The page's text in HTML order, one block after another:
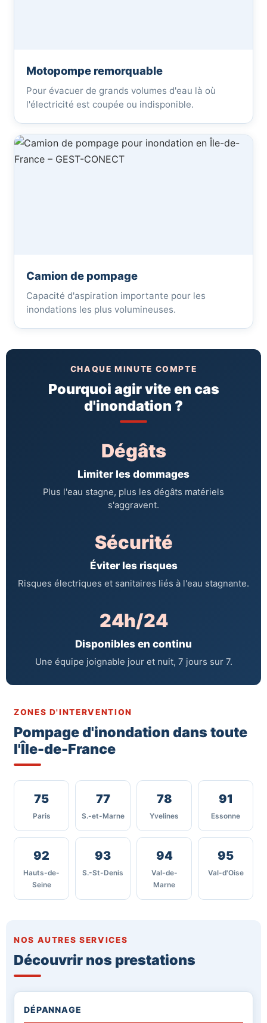
Motopompe remorquable
Pour évacuer de grands volumes d'eau là où
l'électricité est coupée ou indisponible.
Camion de pompage
Capacité d'aspiration importante pour les
inondations les plus volumineuses.
CHAQUE MINUTE COMPTE
Pourquoi agir vite en cas
d'inondation ?
Dégâts
Limiter les dommages
Plus l'eau stagne, plus les dégâts matériels
s'aggravent.
Sécurité
Éviter les risques
Risques électriques et sanitaires liés à l'eau stagnante.
24h/24
Disponibles en continu
Une équipe joignable jour et nuit, 7 jours sur 7.
ZONES D'INTERVENTION
Pompage d'inondation dans toute
l'Île-de-France
75
Paris
77
S.-et-Marne
78
Yvelines
91
Essonne
92
Hauts-de-
Seine
93
S.-St-Denis
94
Val-de-
Marne
95
Val-d'Oise
NOS AUTRES SERVICES
Découvrir nos prestations
DÉPANNAGE